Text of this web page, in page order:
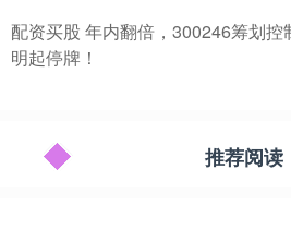
配资买股 年内翻倍，300246筹划控
明起停牌！
推荐阅读